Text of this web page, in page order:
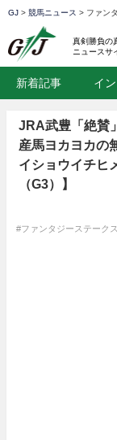
GJ > 競馬ニュース > ファン
真剣勝負の
ニュースサ
新着記事 イ
JRA武豊「絶賛
産馬ヨカヨカの
イショウイチヒ
（G3）】
#ファンタジーステークス